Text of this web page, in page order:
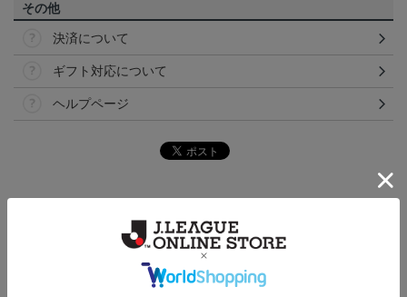
その他
決済について
ギフト対応について
ヘルプページ